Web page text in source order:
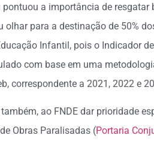
pontuou a importância de
olhar para a destinação de 50%
Infantil, pois o Indicador
com base em uma
correspondente a 2021, 2022 e
ao FNDE dar prioridade
Obras Paralisadas (Portaria